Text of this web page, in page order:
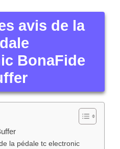
avis de la
BonaFide
la pédale tc electronic